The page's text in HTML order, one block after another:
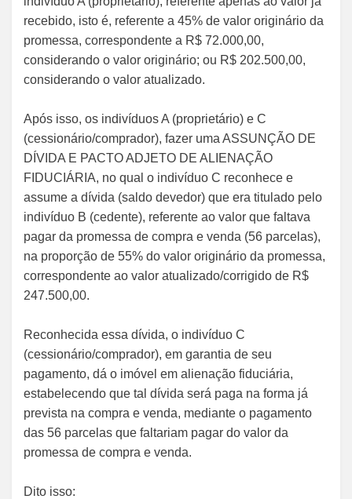
recebido, isto é, referente a 45% de valor originário da
promessa, correspondente a R$ 72.000,00,
considerando o valor originário; ou R$ 202.500,00,
considerando o valor atualizado.
Após isso, os indivíduos A (proprietário) e C
(cessionário/comprador), fazer uma ASSUNÇÃO DE
DÍVIDA E PACTO ADJETO DE ALIENAÇÃO
FIDUCIÁRIA, no qual o indivíduo C reconhece e
assume a dívida (saldo devedor) que era titulado pelo
indivíduo B (cedente), referente ao valor que faltava
pagar da promessa de compra e venda (56 parcelas),
na proporção de 55% do valor originário da promessa,
correspondente ao valor atualizado/corrigido de R$
247.500,00.
Reconhecida essa dívida, o indivíduo C
(cessionário/comprador), em garantia de seu
pagamento, dá o imóvel em alienação fiduciária,
estabelecendo que tal dívida será paga na forma já
prevista na compra e venda, mediante o pagamento
das 56 parcelas que faltariam pagar do valor da
promessa de compra e venda.
Dito isso: